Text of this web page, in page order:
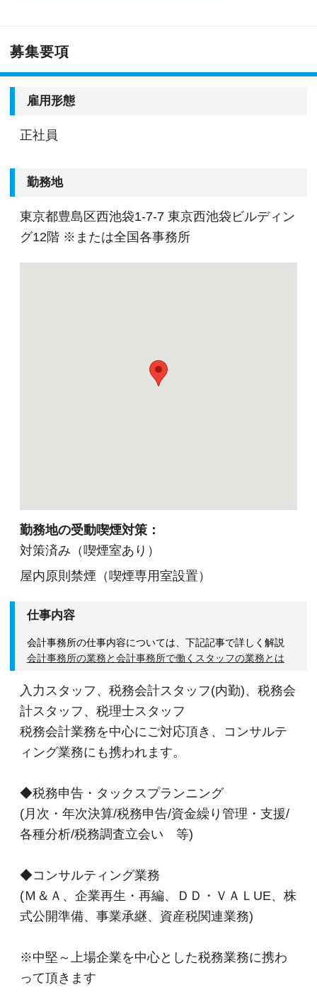
で自分が携わりたい分野への異動やご家族の転
勤・介護などの理由による勤務地の異動が申請で
きますので、長く安心して働いてもらえます。
辻・本郷税理士法人では人材育成を重要な課題と
新人研修、マネージャー研修、全体研修、個別事
アップしています。
他にも会計人として押さえるべき重要項目につい
ートが集結しています。
そして案件によっては、チームを組んで業務を進
◆お客様を税務・会計の面からサポートしたい方
◆会計とITの知識を使って活躍したい方
◆様々な専門分野の業務にチャレンジしたい方
◆成長したい、スキルアップしたい、手に職をつ
プロフェッショナルとして活躍しませんか？
【採用＆法人案内動画】
【辻・本郷税理士法人に応募するポイント！】
■国内最大級の専門特化型税理士法人です。全国
募集要項
雇用形態
正社員
勤務地
東京都豊島区西池袋1-7-7 東京西池袋ビルディン
グ12階 ※または全国各事務所
勤務地の受動喫煙対策：
対策済み（喫煙室あり）
屋内原則禁煙（喫煙専用室設置）
仕事内容
会計事務所の仕事内容については、下記記事で詳しく解説
会計事務所の業務と会計事務所で働くスタッフの業務とは
入力スタッフ、税務会計スタッフ(内勤)、税務会
計スタッフ、税理士スタッフ
税務会計業務を中心にご対応頂き、コンサルテ
ィング業務にも携われます。
◆税務申告・タックスプランニング
(月次・年次決算/税務申告/資金繰り管理・支援/
各種分析/税務調査立会い 等)
◆コンサルティング業務
(Ｍ＆Ａ、企業再生・再編、ＤＤ・ＶＡＬUE、株
式公開準備、事業承継、資産税関連業務)
※中堅～上場企業を中心とした税務業務に携わ
って頂きます